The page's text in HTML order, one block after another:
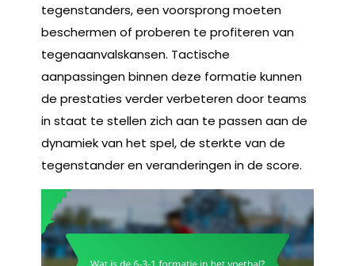
tegenstanders, een voorsprong moeten
beschermen of proberen te profiteren van
tegenaanvalskansen. Tactische
aanpassingen binnen deze formatie kunnen
de prestaties verder verbeteren door teams
in staat te stellen zich aan te passen aan de
dynamiek van het spel, de sterkte van de
tegenstander en veranderingen in de score.